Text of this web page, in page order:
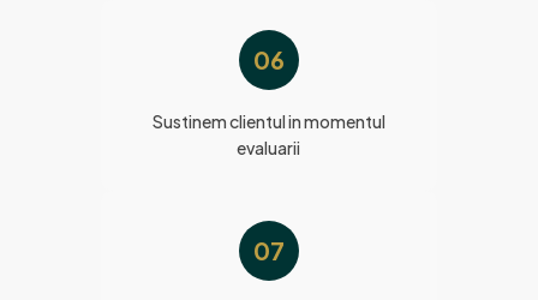
06
Sustinem clientul in momentul
evaluarii
07